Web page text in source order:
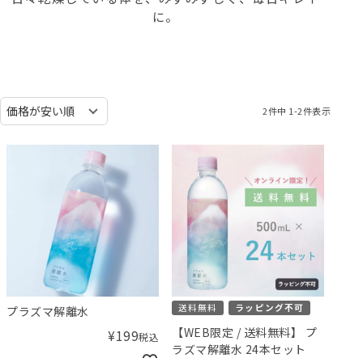
に。
2件中 1-2件表示
プラズマ解離水
¥199税込
送料無料 ラッピング不可
【WEB限定 / 送料無料】 プ
ラズマ解離水 24本セット